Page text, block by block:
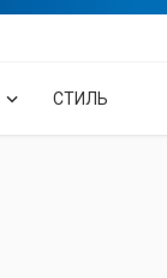
СТИЛЬ